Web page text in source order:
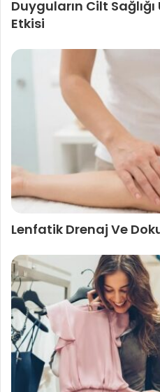
Duyguların Cilt
Etkisi
Lenfatik Drenaj Ve